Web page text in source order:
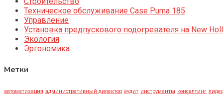
Техническое обслуживание Case Puma 185
Управление
Установка предпускового подогревателя на New
Экология
Эргономика
Метки
автоматизация административный директор аудит инструменты консалтинг